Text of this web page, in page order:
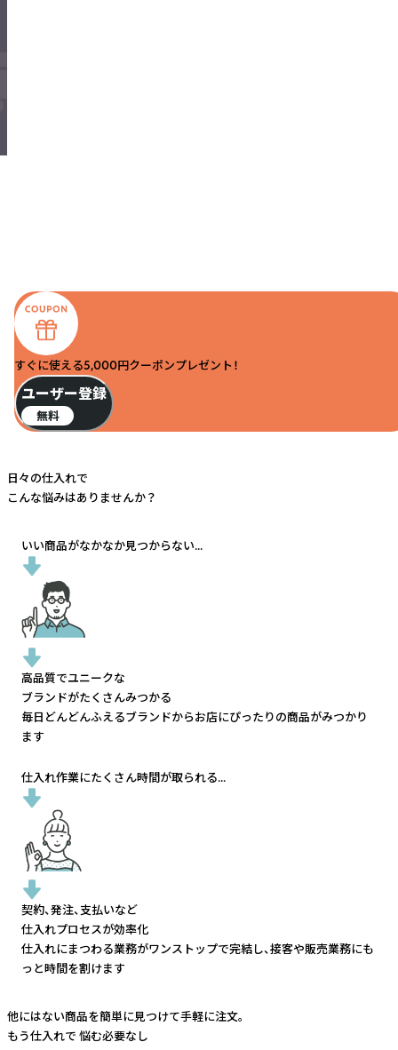
すぐに使える5,000円クーポンプレゼント！
ユーザー登録
無料
日々の仕入れで
こんな悩みはありませんか？
いい商品がなかなか見つからない...
高品質でユニークな
ブランドがたくさんみつかる
毎日どんどんふえるブランドからお店にぴったりの商品がみつかり
ます
仕入れ作業にたくさん時間が取られる...
契約、発注、支払いなど
仕入れプロセスが効率化
仕入れにまつわる業務がワンストップで完結し、接客や販売業務にも
っと時間を割けます
他にはない商品を簡単に見つけて手軽に注文。
もう仕入れで 悩む必要なし